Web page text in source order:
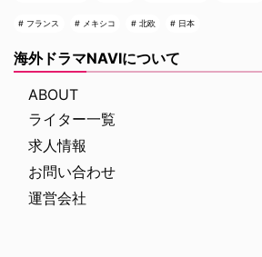
フランス メキシコ 北欧 日本
海外ドラマNAVIについて
ABOUT
ライター一覧
求人情報
お問い合わせ
運営会社